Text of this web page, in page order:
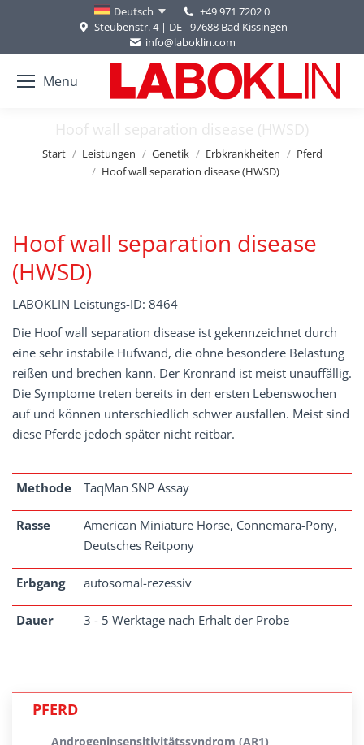
Deutsch
+49 971 7202 0
Steubenstr. 4 | DE - 97688 Bad Kissingen
info@laboklin.com
Menu
Hoof wall separation disease (HWSD)
Sie befinden sich hier:
Start Leistungen Genetik Erbkrankheiten
Pferd
Hoof wall separation disease (HWSD)
Hoof wall separation disease
(HWSD)
LABOKLIN Leistungs-ID: 8464
Die Hoof wall separation disease ist gekennzeichnet durch
eine sehr instabile Hufwand, die ohne besondere Belastung
reißen und brechen kann. Der Kronrand ist meist unauffällig.
Die Symptome treten bereits in den ersten Lebenswochen
auf und können unterschiedlich schwer ausfallen. Meist sind
diese Pferde jedoch später nicht reitbar.
Methode TaqMan SNP Assay
Rasse
American Miniature Horse, Connemara-Pony,
Deutsches Reitpony
Erbgang autosomal-rezessiv
Dauer 3 - 5 Werktage nach Erhalt der Probe
PFERD
Androgeninsensitivitätssyndrom (AR1)